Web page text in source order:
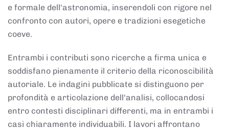
e formale dell'astronomia, inserendoli con rigore nel
confronto con autori, opere e tradizioni esegetiche
coeve.
Entrambi i contributi sono ricerche a firma unica e
soddisfano pienamente il criterio della riconoscibilità
autoriale. Le indagini pubblicate si distinguono per
profondità e articolazione dell'analisi, collocandosi
entro contesti disciplinari differenti, ma in entrambi i
casi chiaramente individuabili. I lavori affrontano